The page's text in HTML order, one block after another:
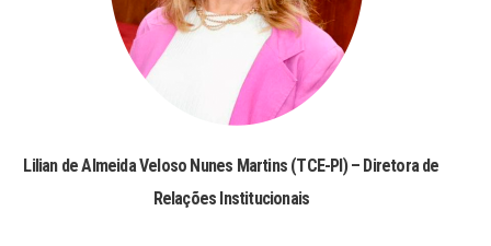
Lilian de Almeida Veloso Nunes Martins (TCE-PI) – Diretora de
Relações Institucionais